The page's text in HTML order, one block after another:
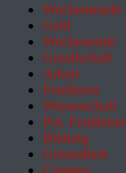
Wochenmarkt
Geld
Wochenende
Gesellschaft
Arbeit
Feuilleton
Wissenschaft
Pol. Feuilleton
Bildung
Gesundheit
Campus